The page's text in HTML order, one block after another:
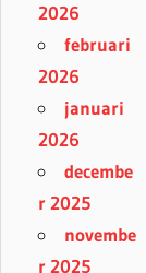
2026
februari
2026
januari
2026
decembe
r 2025
novembe
r 2025